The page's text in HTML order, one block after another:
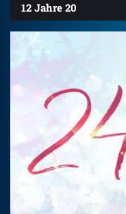
12 Jahre 20